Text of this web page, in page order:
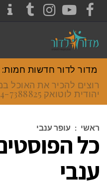
FACEBOOK
YOUTUBE
מדור לדור חדשות חמות:
רוצים להכיר את האוכל
יהודית לוטואק 054-7388825.
ראשי : עופר ענבי
כל
ענבי